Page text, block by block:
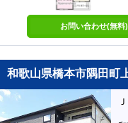
お問い合わせ(無料)
和歌山県橋本市隅田町